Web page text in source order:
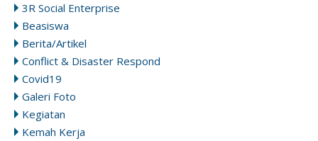
3R Social Enterprise
Beasiswa
Berita/Artikel
Conflict & Disaster Respond
Covid19
Galeri Foto
Kegiatan
Kemah Kerja